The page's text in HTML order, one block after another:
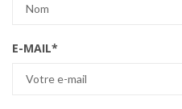
E-MAIL*